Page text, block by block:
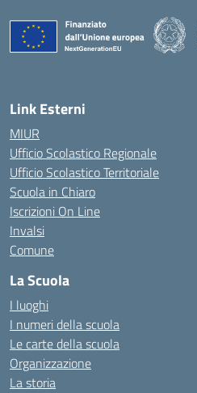
Link Esterni
MIUR
Ufficio Scolastico Regionale
Ufficio Scolastico Territoriale
Scuola in Chiaro
Iscrizioni On Line
Invalsi
Comune
La Scuola
I luoghi
I numeri della scuola
Le carte della scuola
Organizzazione
La storia